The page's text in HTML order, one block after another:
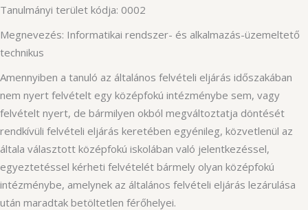
Tanulmányi terület kódja: 0002
Megnevezés: Informatikai rendszer- és alkalmazás-üzemeltető
technikus
Amennyiben a tanuló az általános felvételi eljárás időszakában
nem nyert felvételt egy középfokú intézménybe sem, vagy
felvételt nyert, de bármilyen okból megváltoztatja döntését
rendkívüli felvételi eljárás keretében egyénileg, közvetlenül az
általa választott középfokú iskolában való jelentkezéssel,
egyeztetéssel kérheti felvételét bármely olyan középfokú
intézménybe, amelynek az általános felvételi eljárás lezárulása
után maradtak betöltetlen férőhelyei.